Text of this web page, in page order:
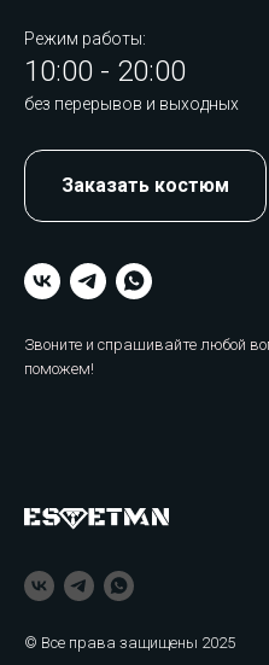
Режим работы:
10:00 - 20:00
без перерывов и выходных
Заказать костюм
Звоните и спрашивайте любой
поможем!
© Все права защищены 2025